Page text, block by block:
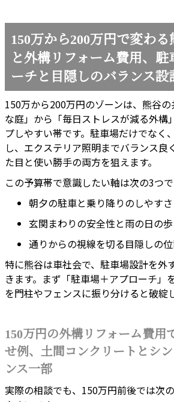
150万から200万円で変わ
と外構リフォーム費用、駐
ーチと目隠しのバランス設
150万から200万円のゾーンは、熊谷
な庭」から「毎日ストレスが減る外構
プしやすい帯です。駐車場だけでなく
し、エクステリア照明までバランス良
た目と使い勝手の両方を狙えます。
この予算帯で意識したい軸は次の3つで
朝夕の駐車と乗り降りのしやすさ
玄関まわりの安全性と雨の日の
通りからの視線を切る目隠しの
特に熊谷は車社会で、駐車場設計を外
きます。まず「駐車場＋アプローチ」
を門柱やフェンスに振り分けると破綻
150万円の外構リフォーム費用
せ例、土間コンクリートとシ
ンス一部
実際の相談でも、150万円前後では次